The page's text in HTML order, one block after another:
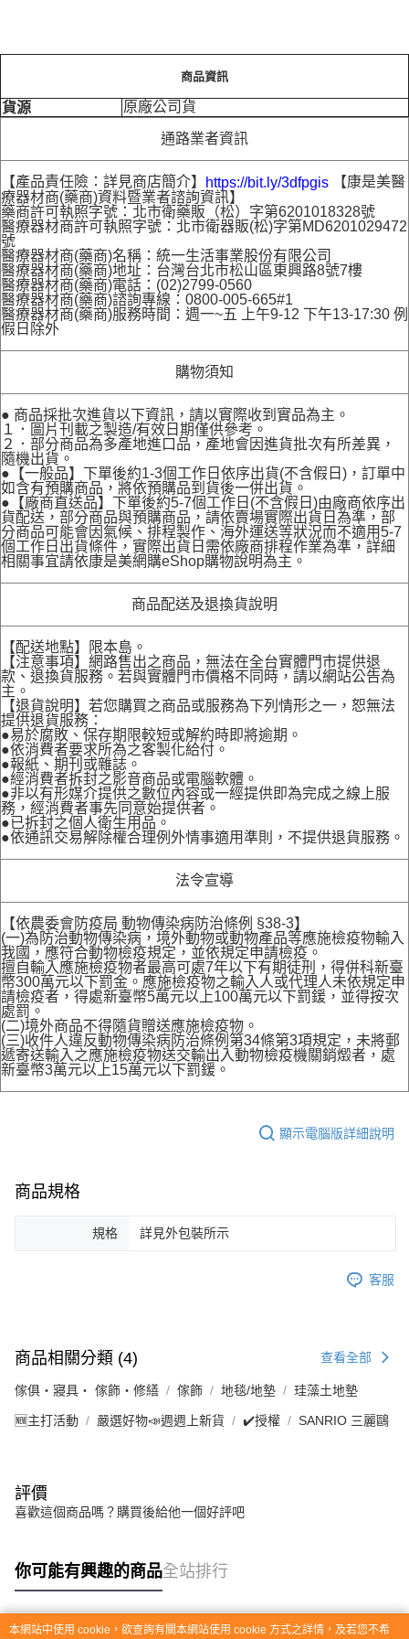
商品資訊
貨源 原廠公司貨
通路業者資訊
【產品責任險：詳見商店簡介】 https://bit.ly/3dfpgis 【康是美醫
療器材商(藥商)資料暨業者諮詢資訊】
藥商許可執照字號：北市衛藥販（松）字第6201018328號
醫療器材商許可執照字號：北市衛器販(松)字第MD6201029472
號
醫療器材商(藥商)名稱：統一生活事業股份有限公司
醫療器材商(藥商)地址：台灣台北市松山區東興路8號7樓
醫療器材商(藥商)電話：(02)2799-0560
醫療器材商(藥商)諮詢專線：0800-005-665#1
醫療器材商(藥商)服務時間：週一~五 上午9-12 下午13-17:30 例
假日除外
購物須知
● 商品採批次進貨以下資訊，請以實際收到實品為主。
１．圖片刊載之製造/有效日期僅供參考。
２．部分商品為多產地進口品，產地會因進貨批次有所差異，
隨機出貨。
●【一般品】下單後約1-3個工作日依序出貨(不含假日)，訂單中
如含有預購商品，將依預購品到貨後一併出貨。
●【廠商直送品】下單後約5-7個工作日(不含假日)由廠商依序出
貨配送，部分商品與預購商品，請依賣場實際出貨日為準，部
分商品可能會因氣候、排程製作、海外運送等狀況而不適用5-7
個工作日出貨條件，實際出貨日需依廠商排程作業為準，詳細
相關事宜請依康是美網購eShop購物說明為主。
商品配送及退換貨說明
【配送地點】限本島。
【注意事項】網路售出之商品，無法在全台實體門市提供退
款、退換貨服務。若與實體門市價格不同時，請以網站公告為
主。
【退貨說明】若您購買之商品或服務為下列情形之一，恕無法
提供退貨服務：
●易於腐敗、保存期限較短或解約時即將逾期。
●依消費者要求所為之客製化給付。
●報紙、期刊或雜誌。
●經消費者拆封之影音商品或電腦軟體。
●非以有形媒介提供之數位內容或一經提供即為完成之線上服
務，經消費者事先同意始提供者。
●已拆封之個人衛生用品。
●依通訊交易解除權合理例外情事適用準則，不提供退貨服務。
法令宣導
【依農委會防疫局 動物傳染病防治條例 §38-3】
(一)為防治動物傳染病，境外動物或動物產品等應施檢疫物輸入
我國，應符合動物檢疫規定，並依規定申請檢疫。
擅自輸入應施檢疫物者最高可處7年以下有期徒刑，得併科新臺
幣300萬元以下罰金。應施檢疫物之輸入人或代理人未依規定申
請檢疫者，得處新臺幣5萬元以上100萬元以下罰鍰，並得按次
處罰。
(二)境外商品不得隨貨贈送應施檢疫物。
(三)收件人違反動物傳染病防治條例第34條第3項規定，未將郵
遞寄送輸入之應施檢疫物送交輸出入動物檢疫機關銷燬者，處
新臺幣3萬元以上15萬元以下罰鍰。
顯示電腦版詳細說明
商品規格
規格 詳見外包裝所示
客服
商品相關分類 (4) 查看全部
傢俱・寢具・ 傢飾・修繕 傢飾 地毯/地墊 珪藻土地墊
🆕主打活動 嚴選好物📣週週上新貨 ✔️授權 SANRIO 三麗鷗
評價
喜歡這個商品嗎？購買後給他一個好評吧
你可能有興趣的商品全站排行
本網站中使用 cookie，欲查詢有關本網站使用 cookie 方式之詳情，及若您不希